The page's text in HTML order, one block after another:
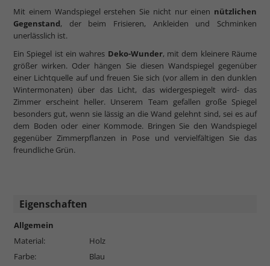
Mit einem Wandspiegel erstehen Sie nicht nur einen nützlichen
Gegenstand, der beim Frisieren, Ankleiden und Schminken
unerlässlich ist.
Ein Spiegel ist ein wahres Deko-Wunder, mit dem kleinere Räume
größer wirken. Oder hängen Sie diesen Wandspiegel gegenüber
einer Lichtquelle auf und freuen Sie sich (vor allem in den dunklen
Wintermonaten) über das Licht, das widergespiegelt wird- das
Zimmer erscheint heller. Unserem Team gefallen große Spiegel
besonders gut, wenn sie lässig an die Wand gelehnt sind, sei es auf
dem Boden oder einer Kommode. Bringen Sie den Wandspiegel
gegenüber Zimmerpflanzen in Pose und vervielfältigen Sie das
freundliche Grün.
Eigenschaften
Allgemein
Material:
Holz
Farbe:
Blau